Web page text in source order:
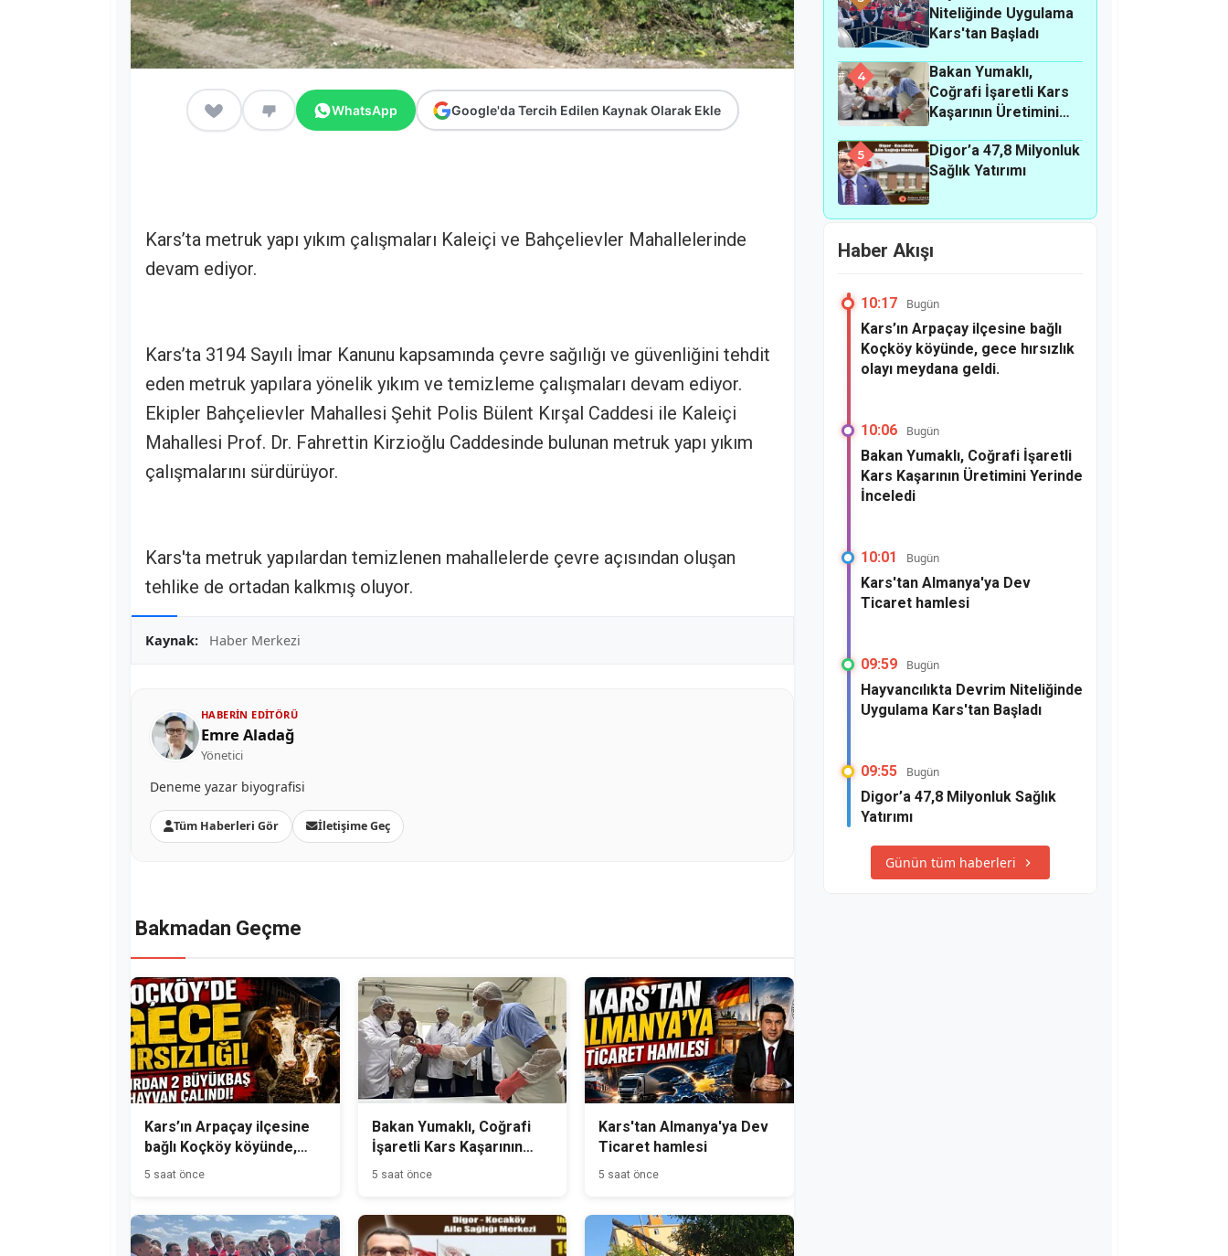
WhatsApp Google'da Tercih Edilen Kaynak Olarak Ekle
Kars’ta metruk yapı yıkım çalışmaları Kaleiçi ve Bahçelievler Mahallelerinde
devam ediyor.
Kars’ta 3194 Sayılı İmar Kanunu kapsamında çevre sağılığı ve güvenliğini tehdit
eden metruk yapılara yönelik yıkım ve temizleme çalışmaları devam ediyor.
Ekipler Bahçelievler Mahallesi Şehit Polis Bülent Kırşal Caddesi ile Kaleiçi
Mahallesi Prof. Dr. Fahrettin Kirzioğlu Caddesinde bulunan metruk yapı yıkım
çalışmalarını sürdürüyor.
Kars'ta metruk yapılardan temizlenen mahallelerde çevre açısından oluşan
tehlike de ortadan kalkmış oluyor.
Kaynak: Haber Merkezi
HABERIN EDITÖRÜ
Emre Aladağ
Yönetici
Deneme yazar biyografisi
Tüm Haberleri Gör İletişime Geç
Bakmadan Geçme
Kars’ın Arpaçay ilçesine
bağlı Koçköy köyünde,
gece hırsızlık olayı
5 saat önce
Bakan Yumaklı, Coğrafi
İşaretli Kars Kaşarının
Üretimini Yerinde İnceledi
5 saat önce
Kars'tan Almanya'ya Dev
Ticaret hamlesi
5 saat önce
Niteliğinde Uygulama
Kars'tan Başladı
4
Bakan Yumaklı,
Coğrafi İşaretli Kars
Kaşarının Üretimini
5
Digor’a 47,8 Milyonluk
Sağlık Yatırımı
Haber Akışı
10:17 Bugün
Kars’ın Arpaçay ilçesine bağlı
Koçköy köyünde, gece hırsızlık
olayı meydana geldi.
10:06 Bugün
Bakan Yumaklı, Coğrafi İşaretli
Kars Kaşarının Üretimini Yerinde
İnceledi
10:01 Bugün
Kars'tan Almanya'ya Dev
Ticaret hamlesi
09:59 Bugün
Hayvancılıkta Devrim Niteliğinde
Uygulama Kars'tan Başladı
09:55 Bugün
Digor’a 47,8 Milyonluk Sağlık
Yatırımı
Günün tüm haberleri